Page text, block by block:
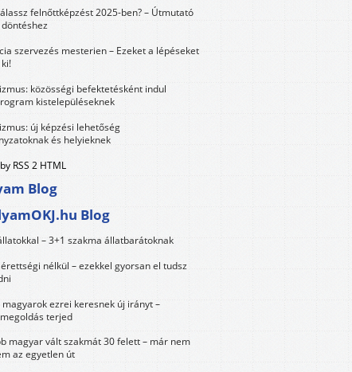
felnőttképzést 2025-ben? – Útmutató
szervezés mesterien – Ezeket a lépéseket
közösségi befektetésként indul
kistelepüléseknek
új képzési lehetőség
és helyieknek
RSS 2 HTML
Blog
Blog
– 3+1 szakma állatbarátoknak
nélkül – ezekkel gyorsan el tudsz
ezrei keresnek új irányt –
terjed
magyar vált szakmát 30 felett – már nem
az egyetlen út